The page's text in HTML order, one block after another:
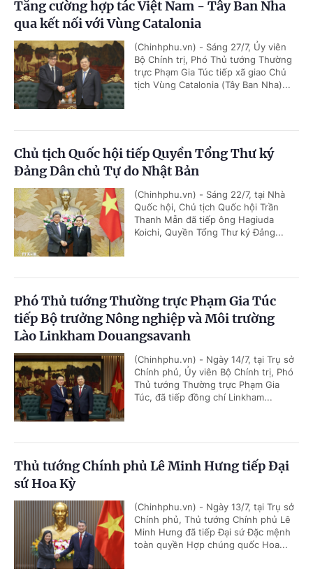
Tăng cường hợp tác Việt Nam - Tây Ban Nha
qua kết nối với Vùng Catalonia
(Chinhphu.vn) - Sáng 27/7, Ủy viên
Bộ Chính trị, Phó Thủ tướng Thường
trực Phạm Gia Túc tiếp xã giao Chủ
tịch Vùng Catalonia (Tây Ban Nha)...
Chủ tịch Quốc hội tiếp Quyền Tổng Thư ký
Đảng Dân chủ Tự do Nhật Bản
(Chinhphu.vn) - Sáng 22/7, tại Nhà
Quốc hội, Chủ tịch Quốc hội Trần
Thanh Mẫn đã tiếp ông Hagiuda
Koichi, Quyền Tổng Thư ký Đảng...
Phó Thủ tướng Thường trực Phạm Gia Túc
tiếp Bộ trưởng Nông nghiệp và Môi trường
Lào Linkham Douangsavanh
(Chinhphu.vn) - Ngày 14/7, tại Trụ sở
Chính phủ, Ủy viên Bộ Chính trị, Phó
Thủ tướng Thường trực Phạm Gia
Túc, đã tiếp đồng chí Linkham...
Thủ tướng Chính phủ Lê Minh Hưng tiếp Đại
sứ Hoa Kỳ
(Chinhphu.vn) - Ngày 13/7, tại Trụ sở
Chính phủ, Thủ tướng Chính phủ Lê
Minh Hưng đã tiếp Đại sứ Đặc mệnh
toàn quyền Hợp chúng quốc Hoa...